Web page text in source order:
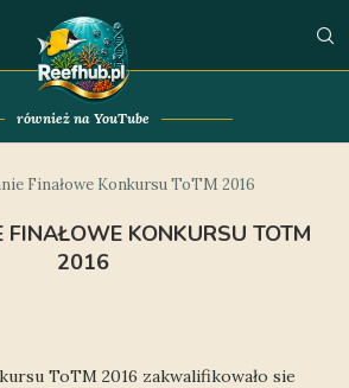
również na YouTube
Finałowe Konkursu ToTM 2016
KONKURSU TOTM
2016
ToTM 2016 zakwalifikowało sie